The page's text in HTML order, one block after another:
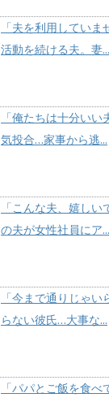
「夫を利用してい
活動を続ける夫。妻...
「俺たちは十分い
気投合…家事から逃...
「こんな夫、嬉し
の夫が女性社員にア...
「今まで通りじゃ
らない彼氏…大事な...
「パパとご飯を食